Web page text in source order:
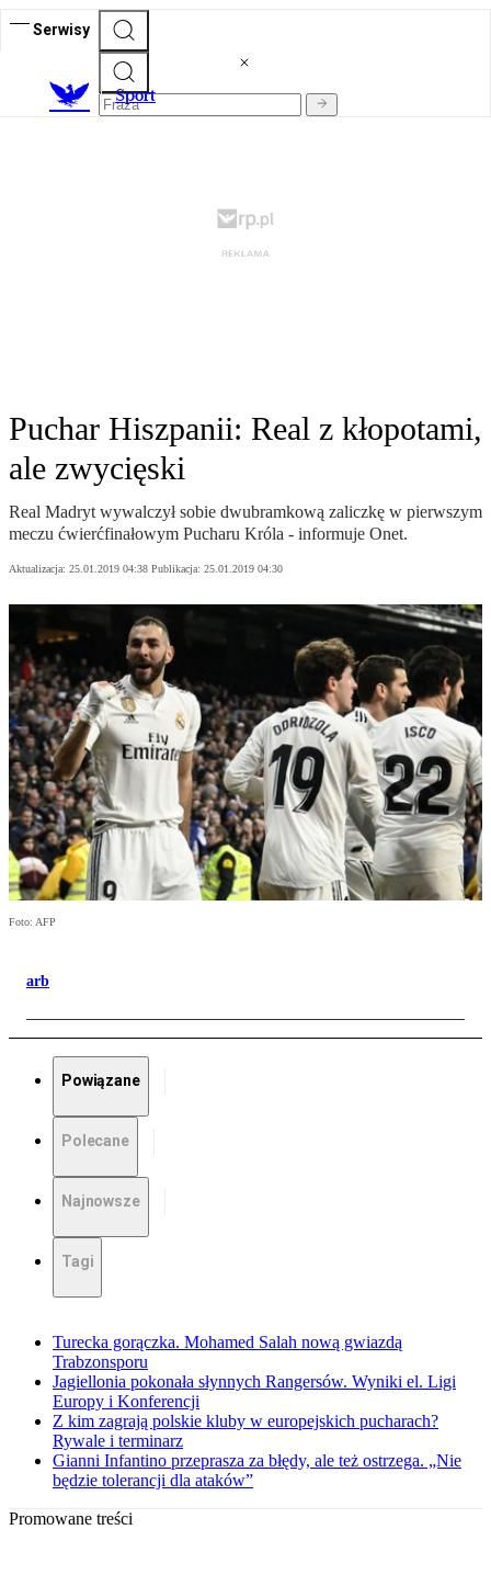
Serwisy
Sport
Puchar Hiszpanii: Real z kłopotami,
ale zwycięski
Real Madryt wywalczył sobie dwubramkową zaliczkę w pierwszym
meczu ćwierćfinałowym Pucharu Króla - informuje Onet.
Aktualizacja: 25.01.2019 04:38 Publikacja: 25.01.2019 04:30
Foto: AFP
arb
Powiązane
Polecane
Najnowsze
Tagi
Turecka gorączka. Mohamed Salah nową gwiazdą
Trabzonsporu
Jagiellonia pokonała słynnych Rangersów. Wyniki el. Ligi
Europy i Konferencji
Z kim zagrają polskie kluby w europejskich pucharach?
Rywale i terminarz
Gianni Infantino przeprasza za błędy, ale też ostrzega. „Nie
będzie tolerancji dla ataków”
Promowane treści